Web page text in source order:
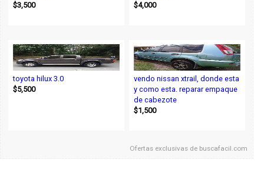
$3,500
$4,000
toyota hilux 3.0
$5,500
vendo nissan xtrail, donde esta
y como esta. reparar empaque
de cabezote
$1,500
Ofertas exclusivas de buscafacil.com